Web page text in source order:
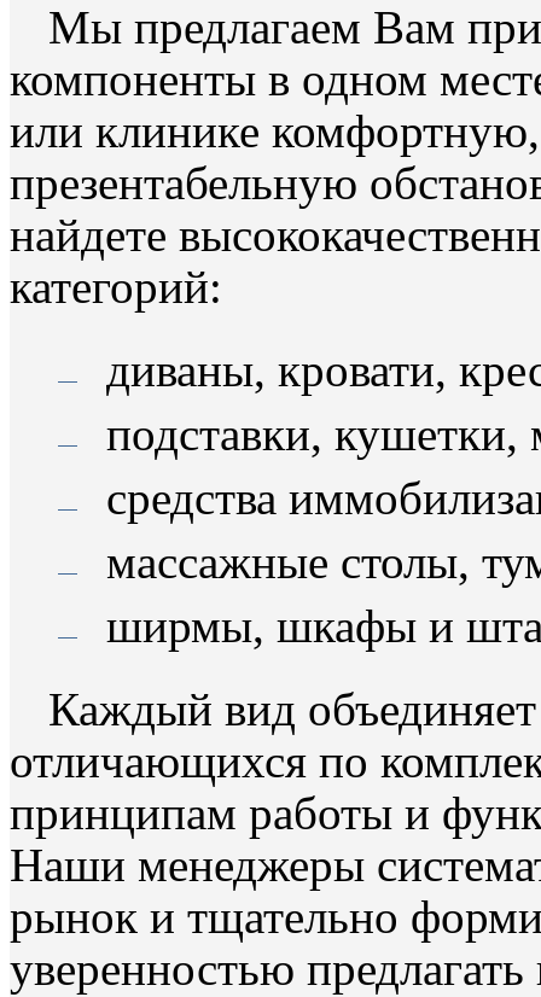
Мы предлагаем Вам
компоненты в одном
или клинике
презентабельную
найдете
категорий:
диваны, кровати,
подставки, кушетки,
средства
массажные столы,
ширмы, шкафы и
Каждый вид
отличающихся по
принципам работы и
Наши менеджеры
рынок и тщательно
уверенностью